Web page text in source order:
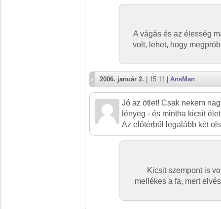
A vágás és az élesség
volt, lehet, hogy
2006. január 2. | 15:11 | AnsMan
Jó az ötlet! Csak nekem
lényeg - és mintha kicsit
Az előtérből legalább két
Kicsit szempont is
mellékes a fa, mert